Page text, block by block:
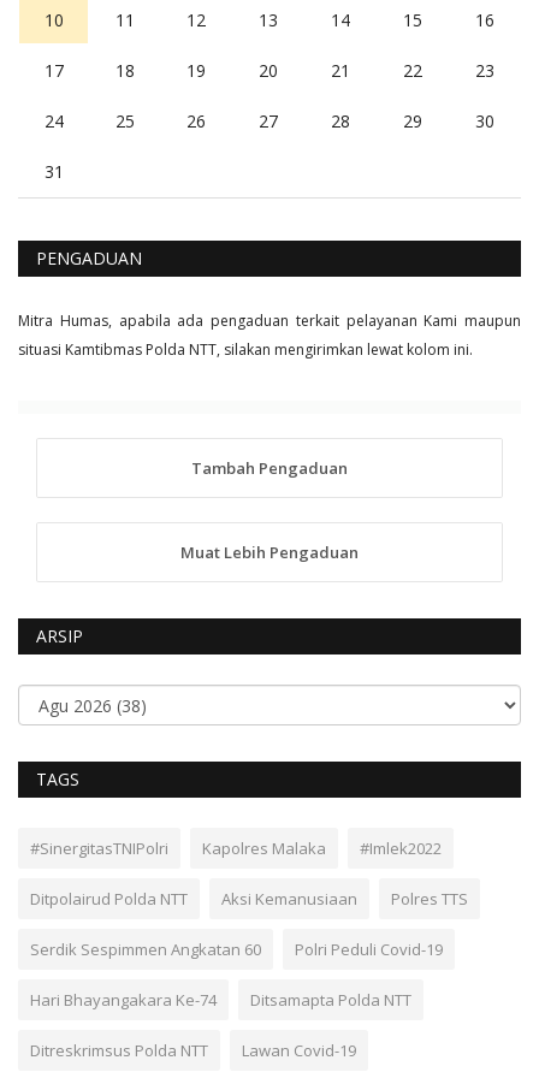
10 11 12 13 14 15 16
17 18 19 20 21 22 23
24 25 26 27 28 29 30
31
PENGADUAN
Mitra Humas, apabila ada pengaduan terkait pelayanan Kami maupun
situasi Kamtibmas Polda NTT, silakan mengirimkan lewat kolom ini.
Tambah Pengaduan
Muat Lebih Pengaduan
ARSIP
TAGS
#SinergitasTNIPolri Kapolres Malaka #Imlek2022
Ditpolairud Polda NTT Aksi Kemanusiaan Polres TTS
Serdik Sespimmen Angkatan 60 Polri Peduli Covid-19
Hari Bhayangakara Ke-74 Ditsamapta Polda NTT
Ditreskrimsus Polda NTT Lawan Covid-19